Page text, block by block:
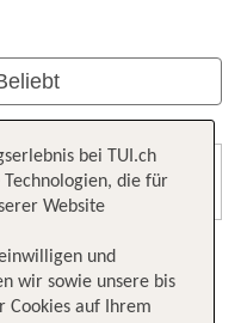
bei TUI.ch
die für
Website
und
wir sowie unsere bis
Cookies auf Ihrem